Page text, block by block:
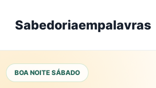
contentSabedoriaempalavras
BOA NOITE SÁBADO